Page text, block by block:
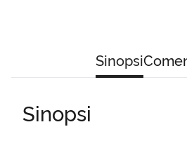
Sinopsi
Sinopsi